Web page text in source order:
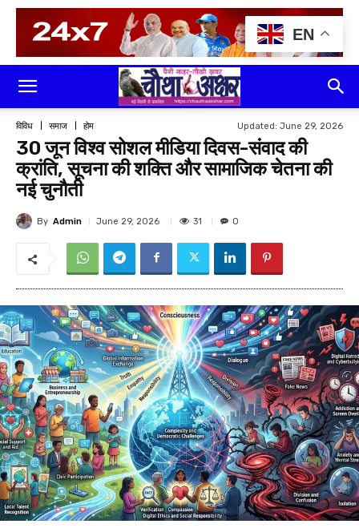
विविध समाज होम Updated: June 29, 2026
30 जून विश्व सोशल मीडिया दिवस-संवाद की
क्रांति, सूचना की शक्ति और सामाजिक चेतना की
नई चुनौती
By Admin June 29, 2026 31 0
EN